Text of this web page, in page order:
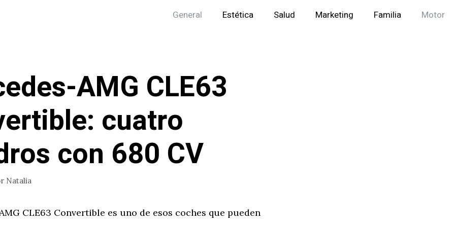
General Estética Salud Marketing Familia Motor
AMG CLE63
cuatro
con 680 CV
Natalia
CLE63 Convertible es uno de esos coches que pueden